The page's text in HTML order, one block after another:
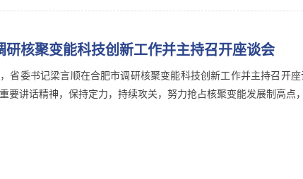
研核聚变能科技创新工作并主持召开座谈会
省委书记梁言顺在合肥市调研核聚变能科技创新工作并主持召开
要讲话精神，保持定力，持续攻关，努力抢占核聚变能发展制高点